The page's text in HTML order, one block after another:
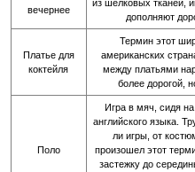
вечернее
из шелковых тканей,
дополняют
Платье для
коктейля
Термин этот
американских
между платьями
более дорогой,
Поло
Игра в мяч, сидя
английского языка.
ли игры, от
произошел этот
застежку до